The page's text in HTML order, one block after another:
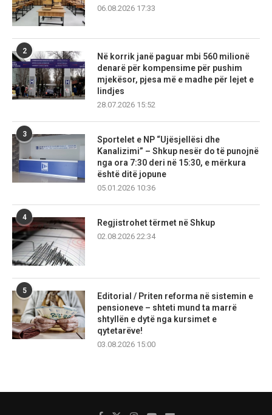
06.08.2026 17:33
2
Në korrik janë paguar mbi 560 milionë
denarë për kompensime për pushim
mjekësor, pjesa më e madhe për lejet e
lindjes
28.07.2026 15:52
3
Sportelet e NP “Ujësjellësi dhe
Kanalizimi” – Shkup nesër do të punojnë
nga ora 7:30 deri në 15:30, e mërkura
është ditë jopune
05.01.2026 10:36
4
Regjistrohet tërmet në Shkup
02.08.2026 22:34
5
Editorial / Priten reforma në sistemin e
pensioneve – shteti mund ta marrë
shtyllën e dytë nga kursimet e
qytetarëve!
03.08.2026 15:00